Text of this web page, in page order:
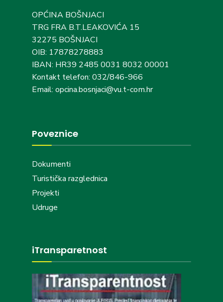
OPĆINA BOŠNJACI
TRG FRA B.T.LEAKOVIĆA 15
32275 BOŠNJACI
OIB: 17878278883
IBAN: HR39 2485 0031 8032 00001
Kontakt telefon: 032/846-966
Email: opcina.bosnjaci@vu.t-com.hr
Poveznice
Dokumenti
Turistička razglednica
Projekti
Udruge
iTransparetnost